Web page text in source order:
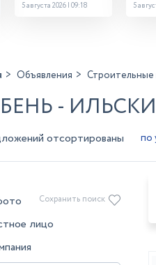
5 августа 2026 | 09:18 5
Объявления
-
отсортированы
лицо
Сохранить поиск